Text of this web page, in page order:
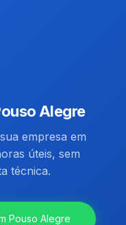
Alegre
empresa em
úteis, sem
técnica.
Pouso Alegre